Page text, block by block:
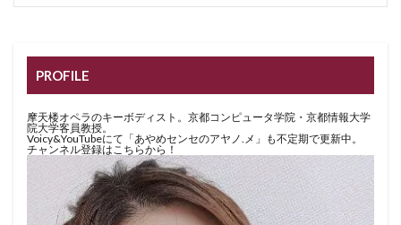
PROFILE
摩天楼オペラのキーボディスト。京都コンピュータ学院・京都情報大学
院大学客員教授。
Voicy&YouTubeにて「あやめセンセのアヤノ.メ」も不定期で更新中。
チャンネル登録はこちらから！